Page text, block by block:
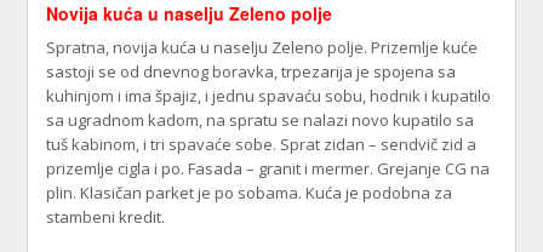
Novija kuća u naselju Zeleno polje
Spratna, novija kuća u naselju Zeleno polje. Prizemlje kuće
sastoji se od dnevnog boravka, trpezarija je spojena sa
kuhinjom i ima špajiz, i jednu spavaću sobu, hodnik i kupatilo
sa ugradnom kadom, na spratu se nalazi novo kupatilo sa
tuš kabinom, i tri spavaće sobe. Sprat zidan – sendvič zid a
prizemlje cigla i po. Fasada – granit i mermer. Grejanje CG na
plin. Klasičan parket je po sobama. Kuća je podobna za
stambeni kredit.